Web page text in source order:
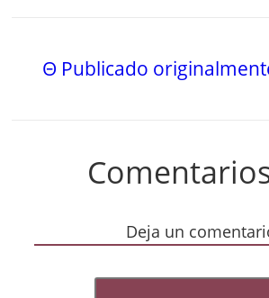
Θ Publicado
Deja un